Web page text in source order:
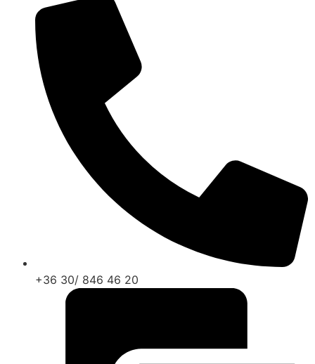
+36 30/ 846 46 20